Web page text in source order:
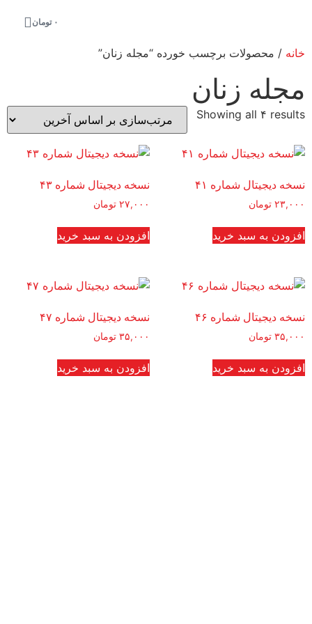
۰ تومان
خانه / محصولات برچسب خورده “مجله زنان”
مجله زنان
Showing all ۴ results
نسخه دیجیتال شماره ۴۱
۲۳,۰۰۰ تومان
افزودن به سبد خرید
نسخه دیجیتال شماره ۴۳
۲۷,۰۰۰ تومان
افزودن به سبد خرید
نسخه دیجیتال شماره ۴۶
۳۵,۰۰۰ تومان
افزودن به سبد خرید
نسخه دیجیتال شماره ۴۷
۳۵,۰۰۰ تومان
افزودن به سبد خرید